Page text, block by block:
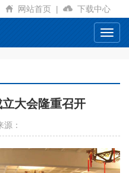
网站首页 | 下载中心
大会隆重召开
：